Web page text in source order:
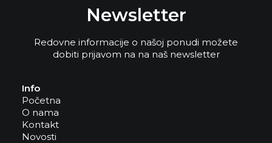
Newsletter
Redovne informacije o našoj ponudi možete
dobiti prijavom na na naš newsletter
Info
Početna
O nama
Kontakt
Novosti